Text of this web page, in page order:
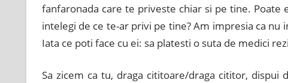
fanfaronada care te priveste chiar si pe tine.
intelegi de ce te-ar privi pe tine? Am impresia ca
Iata ce poti face cu ei: sa platesti o suta de medici
Sa zicem ca tu, draga cititoare/draga cititor,